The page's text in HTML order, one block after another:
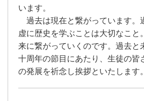
います。
過去は現在と繋がっています。
虚に歴史を学ぶことは大切なこと
来に繋がっていくのです。過去と
十周年の節目にあたり、生徒の皆
の発展を祈念し挨拶といたします。